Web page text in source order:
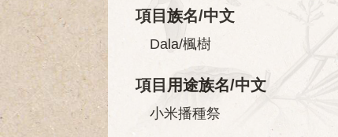
項目族名/中文
Dala/楓樹
項目用途族名/中文
小米播種祭